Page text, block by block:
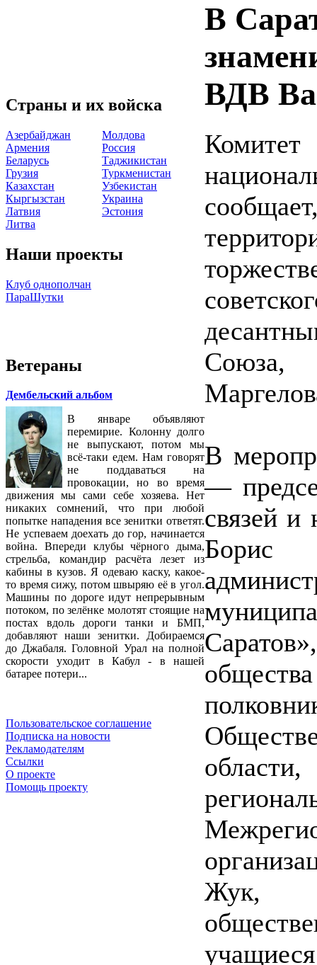
Страны и их войска
Азербайджан
Армения
Беларусь
Грузия
Казахстан
Кыргызстан
Латвия
Литва
Молдова
Россия
Таджикистан
Туркменистан
Узбекистан
Украина
Эстония
Наши проекты
Клуб однополчан
ПараШутки
Ветераны
Дембельский альбом
В январе объявляют
перемирие. Колонну долго
не выпускают, потом мы
всё-таки едем. Нам говорят
не поддаваться на
провокации, но во время
движения мы сами себе хозяева. Нет
никаких сомнений, что при любой
попытке нападения все зенитки ответят.
Не успеваем доехать до гор, начинается
война. Впереди клубы чёрного дыма,
стрельба, командир расчёта лезет из
кабины в кузов. Я одеваю каску, какое-
то время сижу, потом швыряю её в угол.
Машины по дороге идут непрерывным
потоком, по зелёнке молотят стоящие на
постах вдоль дороги танки и БМП,
добавляют наши зенитки. Добираемся
до Джабаля. Головной Урал на полной
скорости уходит в Кабул - в нашей
батарее потери...
Пользовательское соглашение
Подписка на новости
Рекламодателям
Ссылки
О проекте
Помощь проекту
В
ВДВ
Союза,
В
—
связей и
Борис
Жук,